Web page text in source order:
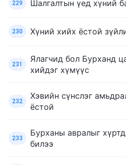
229 Шалгалтын үед хүний
230 Хүний хийх ёстой
231
Ялагчид бол Бурханд
хийдэг хүмүүс
232
Хэвийн сүнслэг
ёстой
233
Бурханы авралыг
билээ